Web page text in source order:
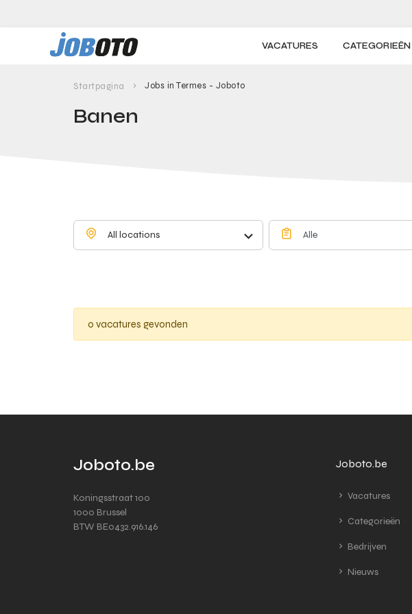
VACATURES CATEGORIEËN
Startpagina Jobs in Termes - Joboto
Banen
All locations Alle
0 vacatures gevonden
Joboto.be
Koningsstraat 100
1000 Brussel
BTW BE0432.916.146
Joboto.be
Vacatures
Categorieën
Bedrijven
Nieuws